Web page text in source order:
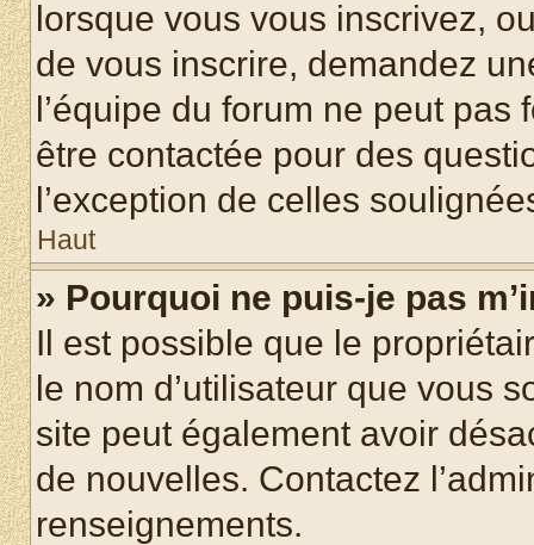
lorsque vous vous inscrivez,
de vous inscrire, demandez
l’équipe du forum ne peut
être contactée pour des
l’exception de celles
Haut
» Pourquoi ne puis-je pas
Il est possible que le
le nom d’utilisateur que vous
site peut également avoir
de nouvelles. Contactez
renseignements.